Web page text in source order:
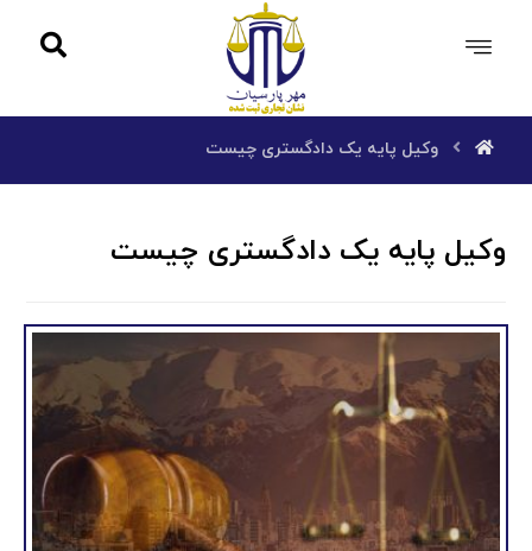
وکیل پایه یک دادگستری چیست
وکیل پایه یک دادگستری چیست